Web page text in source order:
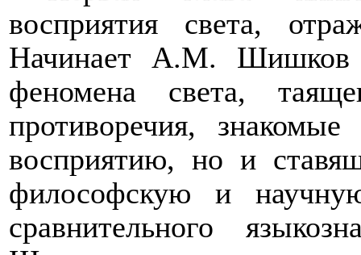
восприятия света,
Начинает А.М. Шишков
феномена света,
противоречия,
восприятию, но и
философскую и
сравнительного